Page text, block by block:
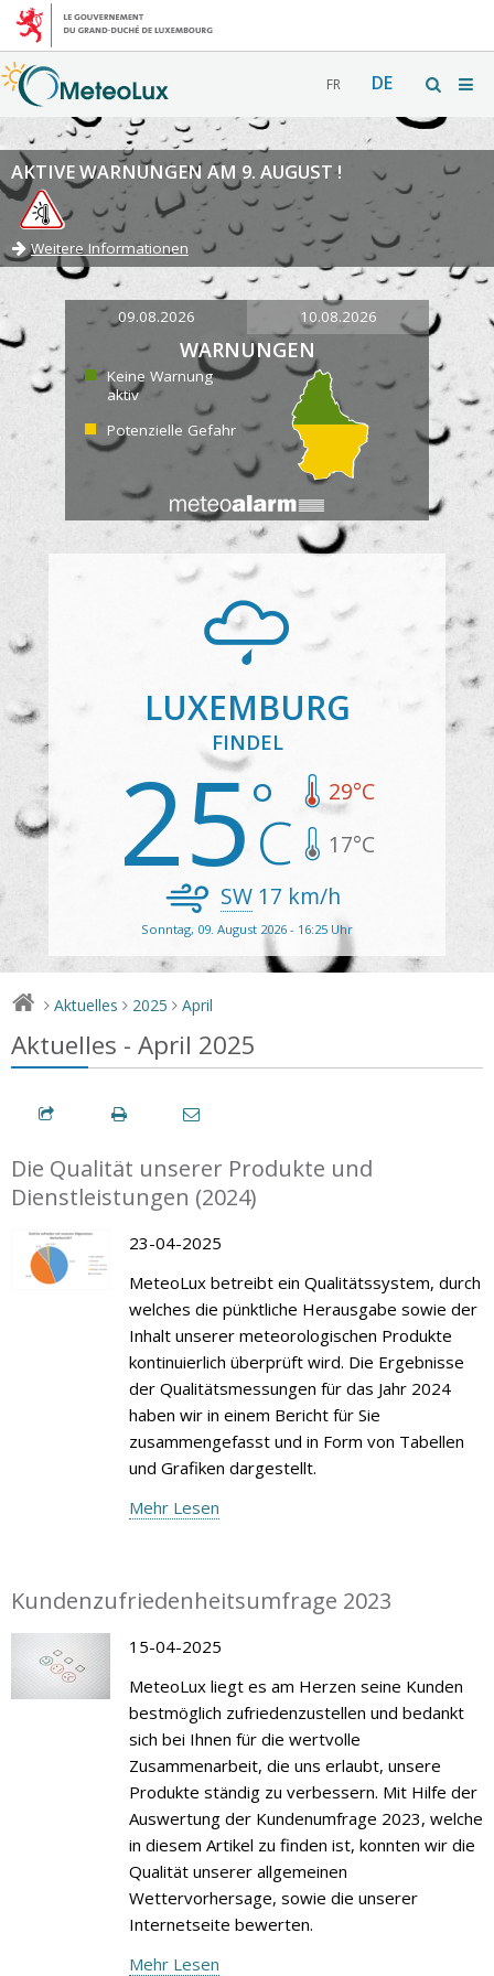
FR DE
AKTIVE WARNUNGEN AM 9. AUGUST !
Weitere Informationen
09.08.2026 10.08.2026
WARNUNGEN
Keine Warnung
aktiv
Potenzielle Gefahr
LUXEMBURG
FINDEL
25 29°C
17°C
SW17 km/h
Sonntag, 09. August 2026 - 16:25 Uhr
> Aktuelles > 2025 > April
Aktuelles - April 2025
Die Qualität unserer Produkte und
Dienstleistungen (2024)
23-04-2025
MeteoLux betreibt ein Qualitätssystem, durch
welches die pünktliche Herausgabe sowie der
Inhalt unserer meteorologischen Produkte
kontinuierlich überprüft wird. Die Ergebnisse
der Qualitätsmessungen für das Jahr 2024
haben wir in einem Bericht für Sie
zusammengefasst und in Form von Tabellen
und Grafiken dargestellt.
Mehr Lesen
Kundenzufriedenheitsumfrage 2023
15-04-2025
MeteoLux liegt es am Herzen seine Kunden
bestmöglich zufriedenzustellen und bedankt
sich bei Ihnen für die wertvolle
Zusammenarbeit, die uns erlaubt, unsere
Produkte ständig zu verbessern. Mit Hilfe der
Auswertung der Kundenumfrage 2023, welche
in diesem Artikel zu finden ist, konnten wir die
Qualität unserer allgemeinen
Wettervorhersage, sowie die unserer
Internetseite bewerten.
Mehr Lesen